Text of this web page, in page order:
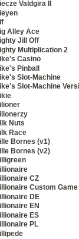
Valdgira II
Alley Ace
Jill Off
Multiplication 2
Casino
Pinball
Slot-Machine
Slot-Machine
Nuts
Race
Bornes (v1)
Bornes (v2)
CZ
Custom
DE
EN
ES
PL